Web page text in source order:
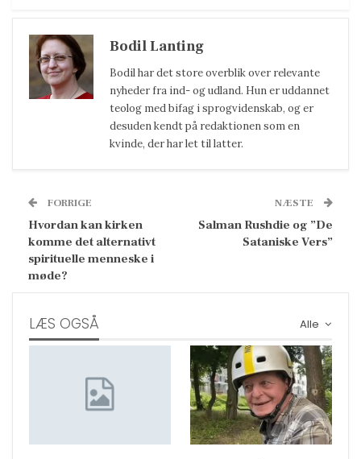
Bodil Lanting
Bodil har det store overblik over relevante
nyheder fra ind- og udland. Hun er uddannet
teolog med bifag i sprogvidenskab, og er
desuden kendt på redaktionen som en
kvinde, der har let til latter.
FORRIGE
Hvordan kan kirken
komme det alternativt
spirituelle menneske i
møde?
NÆSTE
Salman Rushdie og ”De
Sataniske Vers”
Alle
LÆS OGSÅ